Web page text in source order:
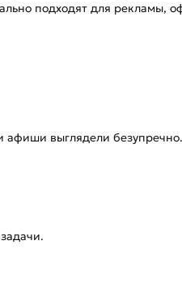
подходят для рекламы,
выглядели